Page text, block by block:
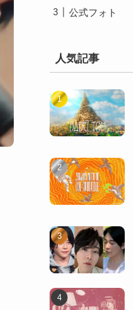
公式フォト
人気記事